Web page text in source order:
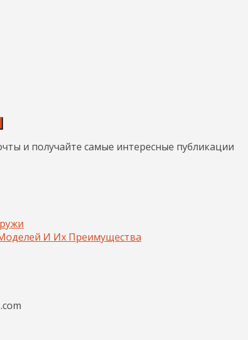
и получайте самые интересные публикации
И Их Преимущества